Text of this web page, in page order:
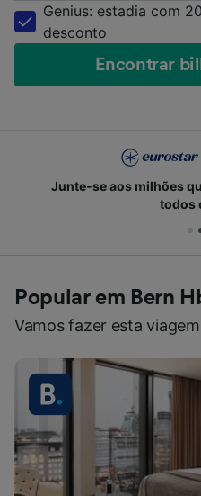
Genius: estadia com
desconto
Encontrar
Junte-se aos milhões
todos
Popular em Bern
Vamos fazer esta